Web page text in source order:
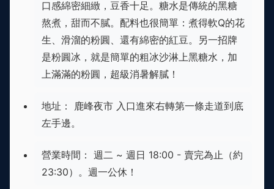
口感綿密細緻，豆香十足。糖水是傳統的黑糖
熬煮，甜而不膩。配料也很簡單：煮得軟Q的花
生、滑溜的粉圓、還有綿密的紅豆。另一招牌
是粉圓冰，就是簡單的粗冰沙淋上黑糖水，加
上滿滿的粉圓，超級消暑解膩！
地址： 鹿峰夜市 入口進來右轉第一條走道到底
左手邊。
營業時間： 週二 ~ 週日 18:00 - 賣完為止（約
23:30）。週一公休！